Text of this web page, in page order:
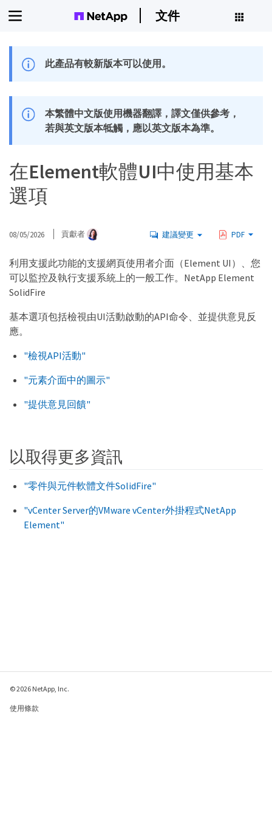
文件
此產品有較新版本可以使用。
本繁體中文版使用機器翻譯，譯文僅供參考，
若與英文版本牴觸，應以英文版本為準。
在Element軟體UI中使用基本
選項
08/05/2026 貢獻者 建議變更 PDF
利用支援此功能的支援網頁使用者介面（Element UI）、您
可以監控及執行支援系統上的一般工作。NetApp Element
SolidFire
基本選項包括檢視由UI活動啟動的API命令、並提供意見反
應。
"檢視API活動"
"元素介面中的圖示"
"提供意見回饋"
以取得更多資訊
"零件與元件軟體文件SolidFire"
"vCenter Server的VMware vCenter外掛程式NetApp
Element"
© 2026 NetApp, Inc.
使用條款